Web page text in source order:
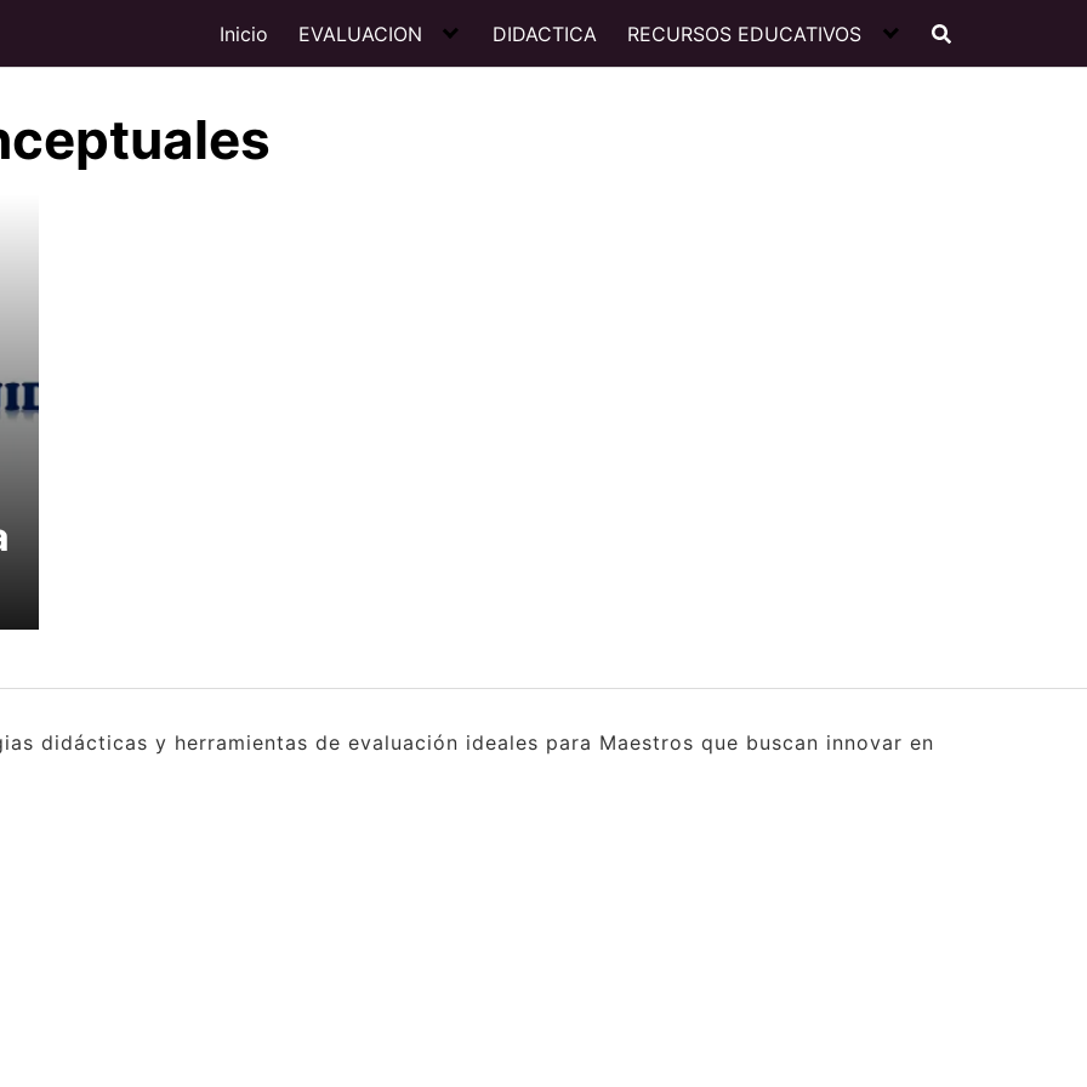
Inicio EVALUACION DIDACTICA RECURSOS EDUCATIVOS
didácticas y herramientas de evaluación ideales para Maestros que buscan innovar en